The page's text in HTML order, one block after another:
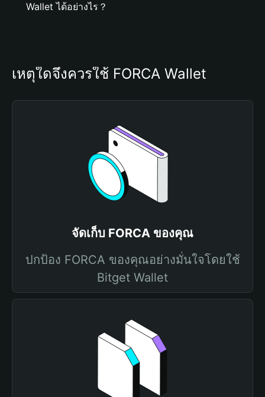
Wallet ได้อย่างไร？
เหตุใดจึงควรใช้ FORCA Wallet
จัดเก็บ FORCA ของคุณ
ปกป้อง FORCA ของคุณอย่างมั่นใจโดยใช้
Bitget Wallet